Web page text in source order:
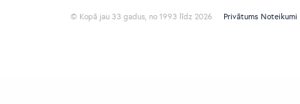
© Kopā jau 33 gadus, no 1993 līdz 2026 Privātums Noteikumi